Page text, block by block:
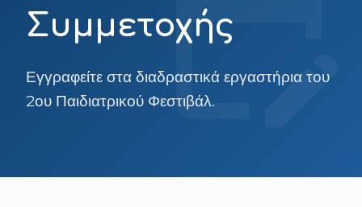
Συμμετοχής
Εγγραφείτε στα διαδραστικά εργαστήρια του
2ου Παιδιατρικού Φεστιβάλ.